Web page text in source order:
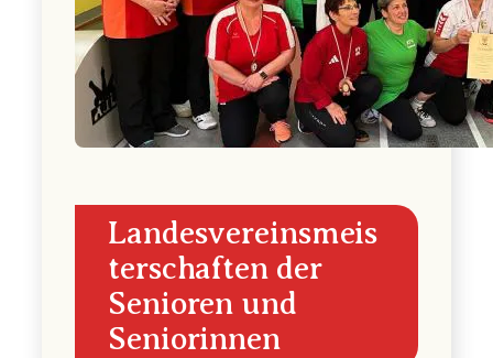
Landesvereinsmeis
terschaften der
Senioren und
Seniorinnen